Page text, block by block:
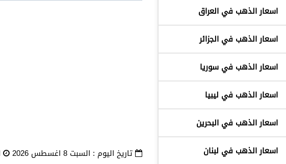
اسعار الذهب في العراق
اسعار الذهب في الجزائر
اسعار الذهب في سوريا
اسعار الذهب في ليبيا
اسعار الذهب في البحرين
اسعار الذهب في لبنان
تاريخ اليوم : السبت